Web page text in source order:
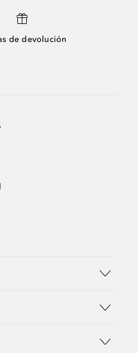
de devolución